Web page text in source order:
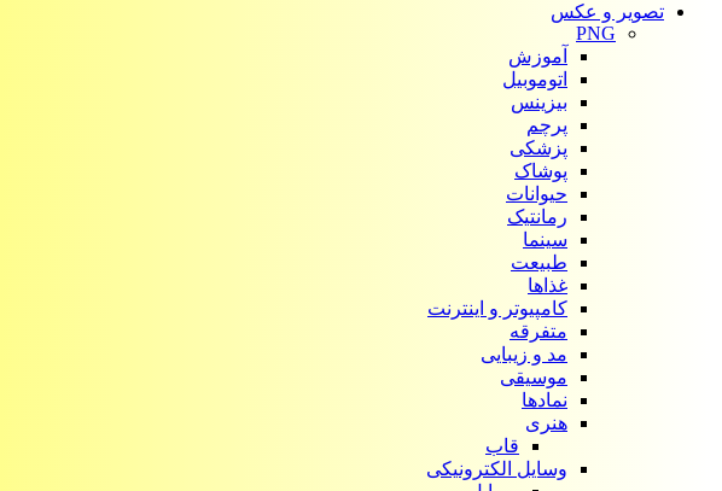
تصویر و عکس
PNG
آموزش
اتوموبیل
بیزینس
پرچم
پزشکی
پوشاک
حیوانات
رمانتیک
سینما
طبیعت
غذاها
کامپیوتر و اینترنت
متفرقه
مد و زیبایی
موسیقی
نمادها
هنری
قاب
وسایل الکترونیکی